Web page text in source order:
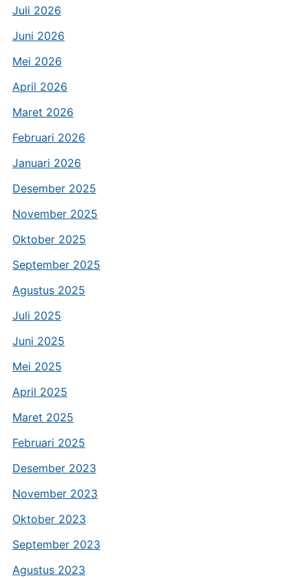
Juli 2026
Juni 2026
Mei 2026
April 2026
Maret 2026
Februari 2026
Januari 2026
Desember 2025
November 2025
Oktober 2025
September 2025
Agustus 2025
Juli 2025
Juni 2025
Mei 2025
April 2025
Maret 2025
Februari 2025
Desember 2023
November 2023
Oktober 2023
September 2023
Agustus 2023